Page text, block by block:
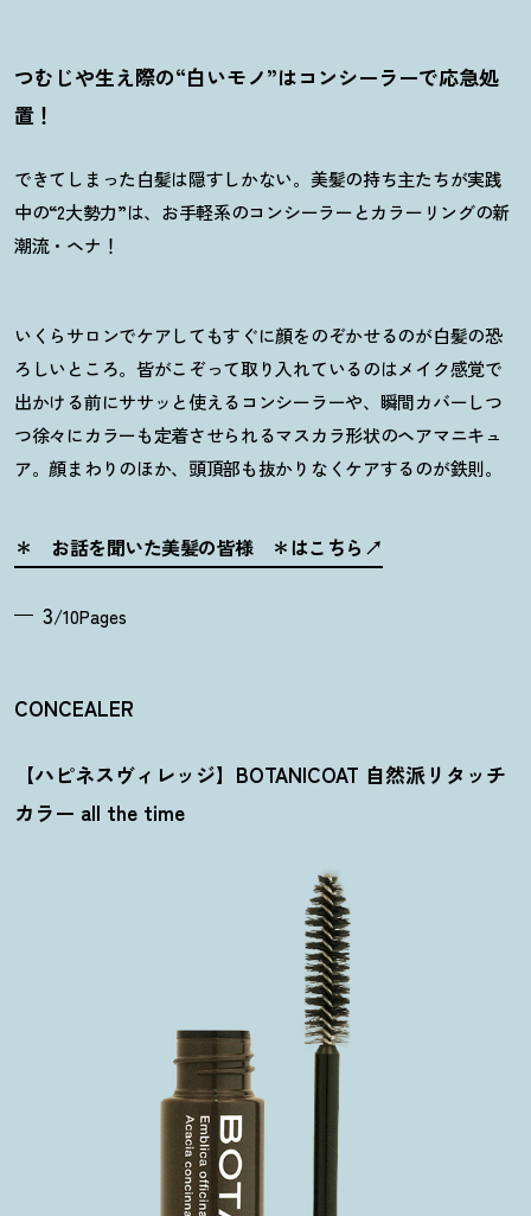
つむじや生え際の“白いモノ”はコンシーラーで応急処
置 ！
できてしまった白髪は隠すしかない。美髪の持ち主たちが実践
中の“2大勢力”は、お手軽系のコンシーラーとカラーリングの新
潮流・ヘナ ！
いくらサロンでケアしてもすぐに顔をのぞかせるのが白髪の恐
ろしいところ。皆がこぞって取り入れているのはメイク感覚で
出かける前にササッと使えるコンシーラーや、瞬間カバーしつ
つ徐々にカラーも定着させられるマスカラ形状のヘアマニキュ
ア。顔まわりのほか、頭頂部も抜かりなくケアするのが鉄則。
＊ お話を聞いた美髪の皆様 ＊はこちら
3/10Pages
CONCEALER
【ハピネスヴィレッジ】BOTANICOAT 自然派リタッチ
カラー all the time